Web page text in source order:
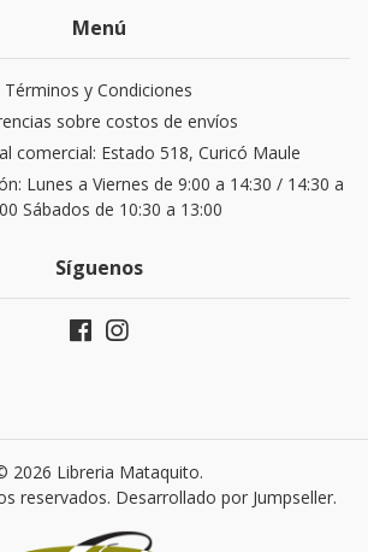
Menú
Términos y Condiciones
sobre costos de envíos
comercial: Estado 518, Curicó Maule
Lunes a Viernes de 9:00 a 14:30 / 14:30 a
Sábados de 10:30 a 13:00
Síguenos
2026 Libreria Mataquito.
reservados. Desarrollado por Jumpseller.